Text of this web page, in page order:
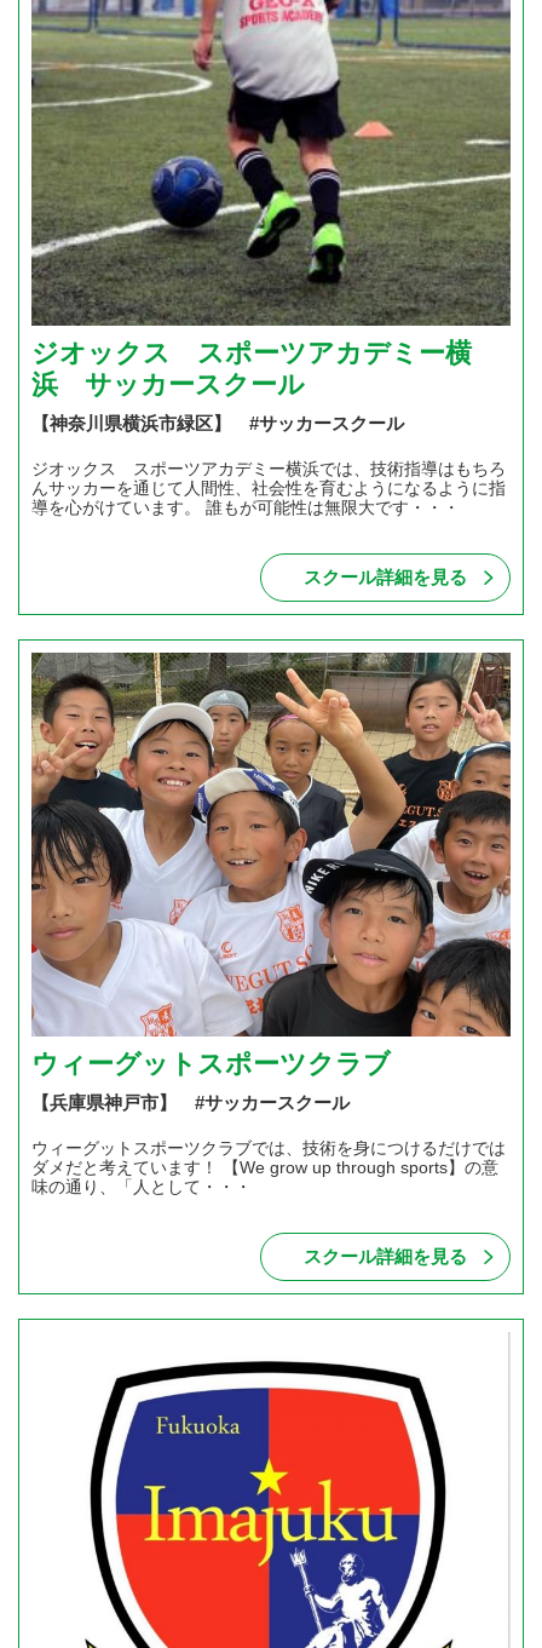
ジオックス スポーツアカデミー横
浜 サッカースクール
【神奈川県横浜市緑区】 #サッカースクール
ジオックス スポーツアカデミー横浜では、技術指導はもちろ
んサッカーを通じて人間性、社会性を育むようになるように指
導を心がけています。 誰もが可能性は無限大です・・・
スクール詳細を見る
ウィーグットスポーツクラブ
【兵庫県神戸市】 #サッカースクール
ウィーグットスポーツクラブでは、技術を身につけるだけでは
ダメだと考えています！ 【We grow up through sports】の意
味の通り、「人として・・・
スクール詳細を見る